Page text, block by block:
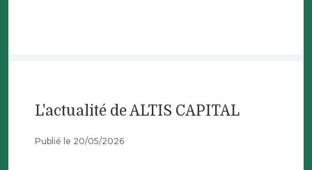
L'actualité de ALTIS CAPITAL
Publié le 20/05/2026